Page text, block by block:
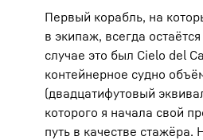
Первый корабль, на
в экипаж, всегда
случае это был Cielo del
контейнерное судно
(двадцатифутовый
которого я начала свой
путь в качестве стажёра.